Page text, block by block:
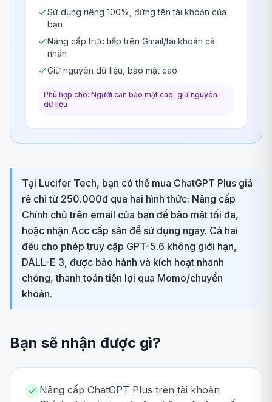
Sử dụng riêng 100%, đứng tên tài khoản của
bạn
Nâng cấp trực tiếp trên Gmail/tài khoản cá
nhân
Giữ nguyên dữ liệu, bảo mật cao
Phù hợp cho: Người cần bảo mật cao, giữ nguyên
dữ liệu
Tại Lucifer Tech, bạn có thể mua ChatGPT Plus giá
rẻ chỉ từ 250.000đ qua hai hình thức: Nâng cấp
Chính chủ trên email của bạn để bảo mật tối đa,
hoặc nhận Acc cấp sẵn để sử dụng ngay. Cả hai
đều cho phép truy cập GPT-5.6 không giới hạn,
DALL-E 3, được bảo hành và kích hoạt nhanh
chóng, thanh toán tiện lợi qua Momo/chuyển
khoản.
Bạn sẽ nhận được gì?
Nâng cấp ChatGPT Plus trên tài khoản